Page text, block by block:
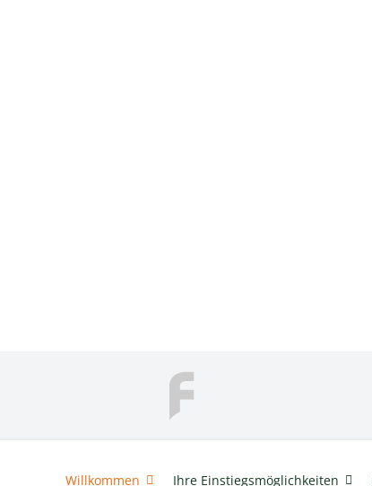
Willkommen Ihre Einstiegsmöglichkeiten